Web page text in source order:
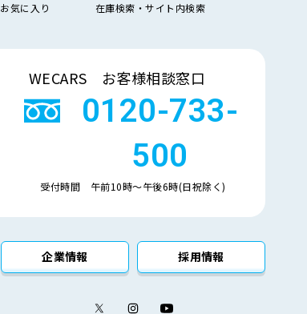
お気に入り 在庫検索・サイト内検索
WECARS お客様相談窓口
0120-733-
500
受付時間 午前10時〜午後6時(日祝除く)
企業情報 採用情報